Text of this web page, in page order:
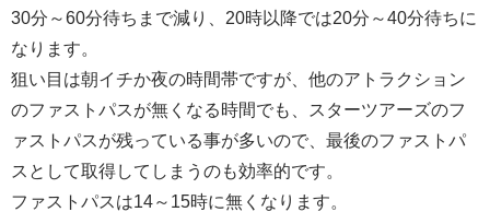
30分～60分待ちまで減り、20時以降では20分～40分待ちに
なります。
狙い目は朝イチか夜の時間帯ですが、他のアトラクション
のファストパスが無くなる時間でも、スターツアーズのフ
ァストパスが残っている事が多いので、最後のファストパ
スとして取得してしまうのも効率的です。
ファストパスは14～15時に無くなります。